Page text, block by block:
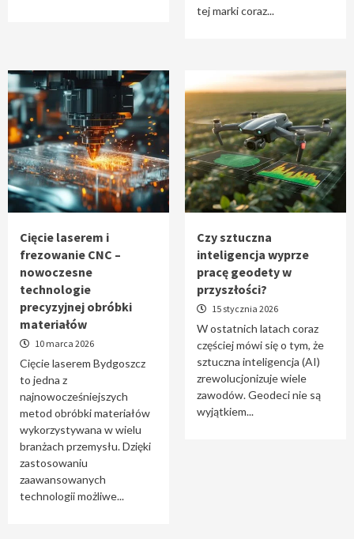
Cięcie laserem i frezowanie CNC –
4
Czy sztuczna inteligencja wyprze pracę
geodety w przyszłości?
5
Tworzenie aplikacji internetowych – jak
powstają nowoczesne rozwiązania cyfrowe
tej marki coraz...
Cięcie laserem i
frezowanie CNC –
nowoczesne
technologie
precyzyjnej obróbki
materiałów
10 marca 2026
Cięcie laserem Bydgoszcz
to jedna z
najnowocześniejszych
metod obróbki materiałów
wykorzystywana w wielu
branżach przemysłu. Dzięki
zastosowaniu
zaawansowanych
technologii możliwe...
Czy sztuczna
inteligencja wyprze
pracę geodety w
przyszłości?
15 stycznia 2026
W ostatnich latach coraz
częściej mówi się o tym, że
sztuczna inteligencja (AI)
zrewolucjonizuje wiele
zawodów. Geodeci nie są
wyjątkiem...